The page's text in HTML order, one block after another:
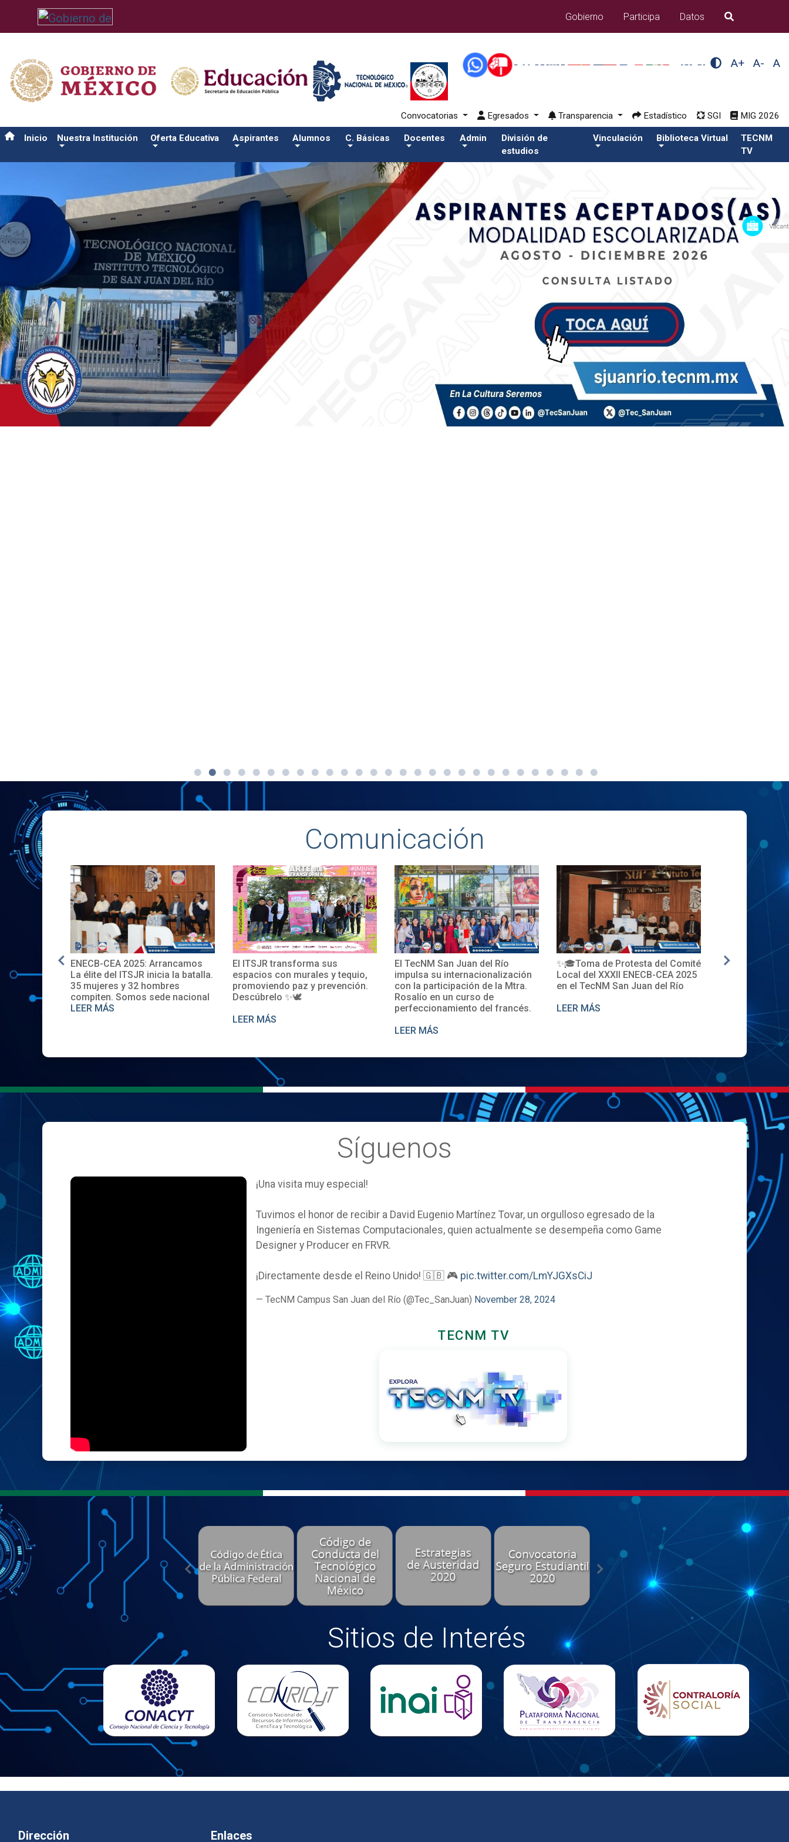
/usr/bin/ruby /www/wwwroot/sjuanrio.tecnm.mx/api/article.rb 80-eventos/pdfSalida del comando:
Gobierno
Participa Datos B�squeda
A+ A- A
Convocatorias Egresados Transparencia Estadístico SGI MIG 2026
Inicio Nuestra Institución Oferta Educativa Aspirantes Alumnos C. Básicas Docentes Admin
División de
estudios
Vinculación Biblioteca Virtual
TECNM
TV
Vacantes de
Comunicación
por 30
💼📚
ENECB-CEA 2025: Arrancamos
La élite del ITSJR inicia la batalla.
35 mujeres y 32 hombres
compiten. Somos sede nacional
LEER MÁS
El ITSJR transforma sus
espacios con murales y tequio,
promoviendo paz y prevención.
Descúbrelo ✨🕊
LEER MÁS
El TecNM San Juan del Río
impulsa su internacionalización
con la participación de la Mtra.
Rosalío en un curso de
perfeccionamiento del francés.
LEER MÁS
✨🎓Toma de Protesta del Comité
Local del XXXII ENECB-CEA 2025
en el TecNM San Juan del Río
LEER MÁS
La nueva
LEER MÁS
Síguenos
¡Una visita muy especial!
Tuvimos el honor de recibir a David Eugenio Martínez Tovar, un orgulloso egresado de la
Ingeniería en Sistemas Computacionales, quien actualmente se desempeña como Game
Designer y Producer en FRVR.
¡Directamente desde el Reino Unido! 🇬🇧 🎮 pic.twitter.com/LmYJGXsCiJ
— TecNM Campus San Juan del Río (@Tec_SanJuan) November 28, 2024
TECNM TV
Sitios de Interés
Dirección Enlaces